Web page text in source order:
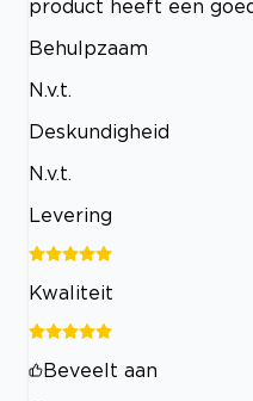
product heeft een
Behulpzaam
N.v.t.
Deskundigheid
N.v.t.
Levering
Kwaliteit
Beveelt aan